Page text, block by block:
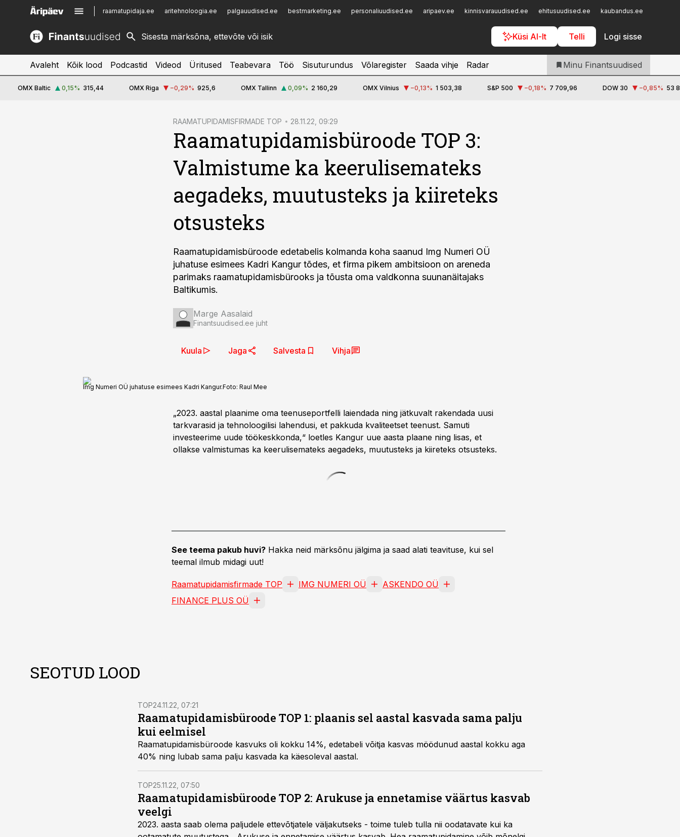
raamatupidaja.ee aritehnoloogia.ee palgauudised.ee bestmarketing.ee personaliuudised.ee aripaev.ee kinnisvarauudised.ee ehitusuudised.ee kaubandus.ee
Küsi AI-lt Telli Logi sisse
kinnisvarauudised.ee
logistikauudised.ee
imelineajalugu.ee
Infopank
Iseteenindus
Telli Finantsuudised
Avaleht Kõik lood Podcastid Videod Üritused Teabevara Töö Sisuturundus Võlaregister Saada vihje Radar Minu Finantsuudised
OMX Baltic 0,15% 315,44 OMX Riga −0,29% 925,6 OMX Tallinn 0,09% 2 160,29 OMX Vilnius −0,13% 1 503,38 S&P 500 −0,18% 7 709,96 DOW 30 −0,85% 53
RAAMATUPIDAMISFIRMADE TOP 28.11.22, 09:29
Raamatupidamisbüroode TOP 3:
Valmistume ka keerulisemateks
aegadeks, muutusteks ja kiireteks
otsusteks
Raamatupidamisbüroode edetabelis kolmanda koha saanud Img Numeri OÜ
juhatuse esimees Kadri Kangur tõdes, et firma pikem ambitsioon on areneda
parimaks raamatupidamisbürooks ja tõusta oma valdkonna suunanäitajaks
Baltikumis.
Marge Aasalaid
Finantsuudised.ee juht
Kuula Jaga Salvesta Vihja
Img Numeri OÜ juhatuse esimees Kadri Kangur.Foto: Raul Mee
„2023. aastal plaanime oma teenuseportfelli laiendada ning jätkuvalt rakendada uusi
tarkvarasid ja tehnoloogilisi lahendusi, et pakkuda kvaliteetset teenust. Samuti
investeerime uude töökeskkonda,“ loetles Kangur uue aasta plaane ning lisas, et
ollakse valmistumas ka keerulisemateks aegadeks, muutusteks ja kiireteks otsusteks.
See teema pakub huvi? Hakka neid märksõnu jälgima ja saad alati teavituse, kui sel
teemal ilmub midagi uut!
Raamatupidamisfirmade TOP IMG NUMERI OÜ
ASKENDO OÜ
FINANCE PLUS OÜ
SEOTUD LOOD
TOP24.11.22, 07:21
Raamatupidamisbüroode TOP 1: plaanis sel aastal kasvada sama palju
kui eelmisel
Raamatupidamisbüroode kasvuks oli kokku 14%, edetabeli võitja kasvas möödunud aastal kokku aga
40% ning lubab sama palju kasvada ka käesoleval aastal.
TOP25.11.22, 07:50
Raamatupidamisbüroode TOP 2: Arukuse ja ennetamise väärtus kasvab
veelgi
2023. aasta saab olema paljudele ettevõtjatele väljakutseks - toime tuleb tulla nii oodatavate kui ka